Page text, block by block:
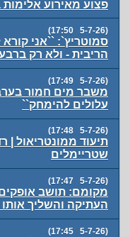
פצוע מאירוע אלימות
(5-7-26 17:50)
סמוטריץ`: ``אני
הריבית - ולא רק
(5-7-26 17:49)
משבר מים חמור
עלולים להימחק``
(5-7-26 17:48)
תיעוד ממונטריאול |
שטריימלים
(5-7-26 17:47)
מקומם: תושב
העתיקה והשליך אותו
(5-7-26 17:45)